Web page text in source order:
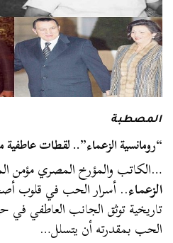
المصطبة
“رومانسية الزعماء”.. لقطات
…الكاتب والمؤرخ المصري مؤمن
الزعماء.. أسرار الحب في قلوب
تاريخية توثق الجانب العاطفي في
الحب بمقدرته أن يتسلل…